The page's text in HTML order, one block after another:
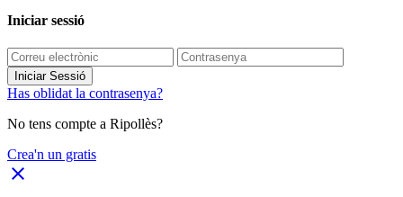
Iniciar sessió
Iniciar Sessió
Has oblidat la contrasenya?
No tens compte a Ripollès?
Crea'n un gratis
close